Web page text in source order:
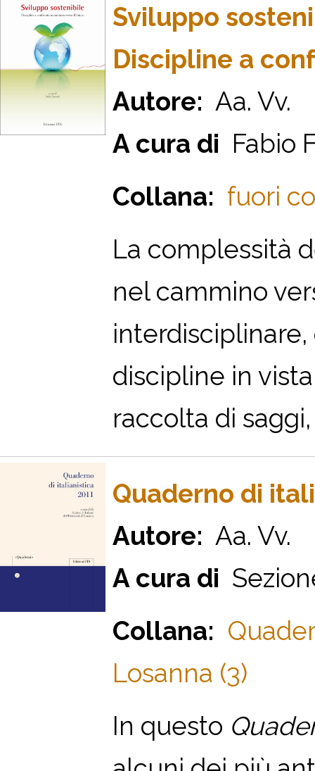
Sviluppo
Discipline a
Autore: Aa. Vv.
A cura di Fabio
Collana: fuori
La complessità
nel cammino
discipline in
raccolta di
Quaderno di
Autore: Aa. Vv.
A cura di
Collana:
Losanna (3)
In questo